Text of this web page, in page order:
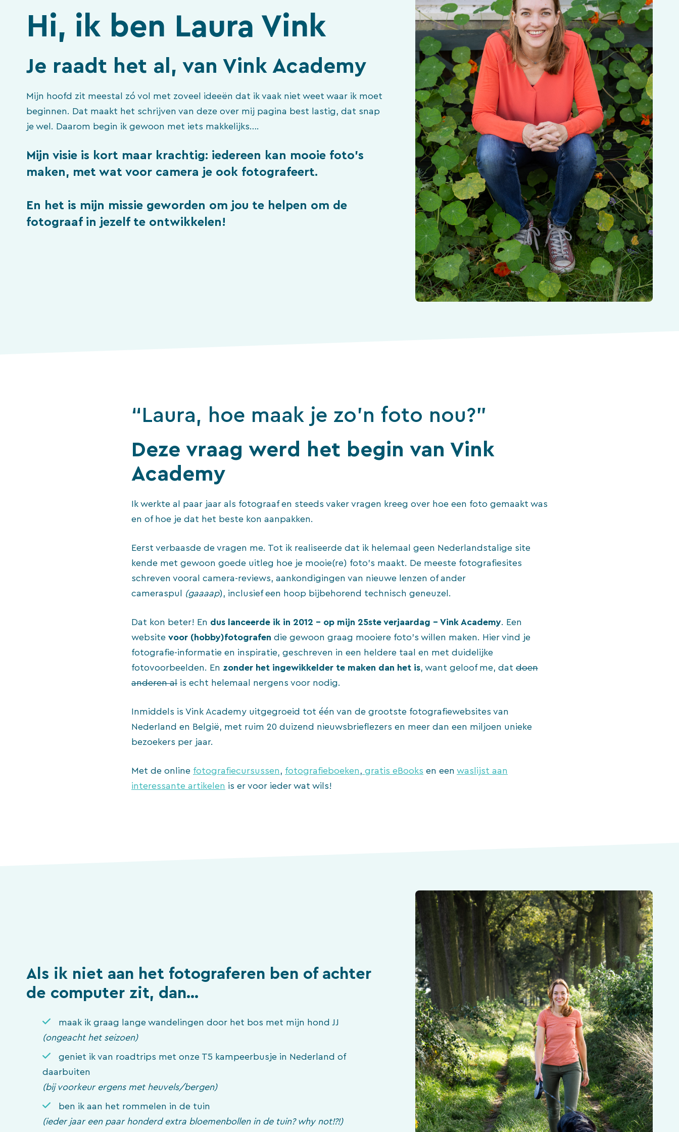
Hi, ik ben Laura Vink
Je raadt het al, van Vink Academy
Mijn hoofd zit meestal zó vol met zoveel ideeën dat ik vaak niet weet waar ik moet
beginnen. Dat maakt het schrijven van deze over mij pagina best lastig, dat snap
je wel. Daarom begin ik gewoon met iets makkelijks….
Mijn visie is kort maar krachtig: iedereen kan mooie foto’s
maken, met wat voor camera je ook fotografeert.
En het is mijn missie geworden om jou te helpen om de
fotograaf in jezelf te ontwikkelen!
“Laura, hoe maak je zo’n foto nou?”
Deze vraag werd het begin van Vink
Academy
Ik werkte al paar jaar als fotograaf en steeds vaker vragen kreeg over hoe een foto gemaakt was
en of hoe je dat het beste kon aanpakken.
Eerst verbaasde de vragen me. Tot ik realiseerde dat ik helemaal geen Nederlandstalige site
kende met gewoon goede uitleg hoe je mooie(re) foto’s maakt. De meeste fotografiesites
schreven vooral camera-reviews, aankondigingen van nieuwe lenzen of ander
cameraspul
(gaaaap), inclusief een hoop bijbehorend technisch geneuzel.
Dat kon beter! En dus lanceerde ik in 2012 – op mijn 25ste verjaardag – Vink Academy. Een
website voor (hobby)fotografen die gewoon graag mooiere foto’s willen maken. Hier vind je
fotografie-informatie en inspiratie, geschreven in een heldere taal en met duidelijke
fotovoorbeelden. En zonder het ingewikkelder te maken dan het is, want geloof me, dat doen
anderen al is echt helemaal nergens voor nodig.
Inmiddels is Vink Academy uitgegroeid tot één van de grootste fotografiewebsites van
Nederland en België, met ruim 20 duizend nieuwsbrieflezers en meer dan een miljoen unieke
bezoekers per jaar.
Met de online fotografiecursussen , fotografieboeken , gratis eBooks en een waslijst aan
interessante artikelen is er voor ieder wat wils!
Als ik niet aan het fotograferen ben of achter
de computer zit, dan…
maak ik graag lange wandelingen door het bos met mijn hond JJ
(ongeacht het seizoen)
geniet ik van roadtrips met onze T5 kampeerbusje in Nederland of
daarbuiten
(bij voorkeur ergens met heuvels/bergen)
ben ik aan het rommelen in de tuin
(ieder jaar een paar honderd extra bloemenbollen in de tuin? why not!?!)